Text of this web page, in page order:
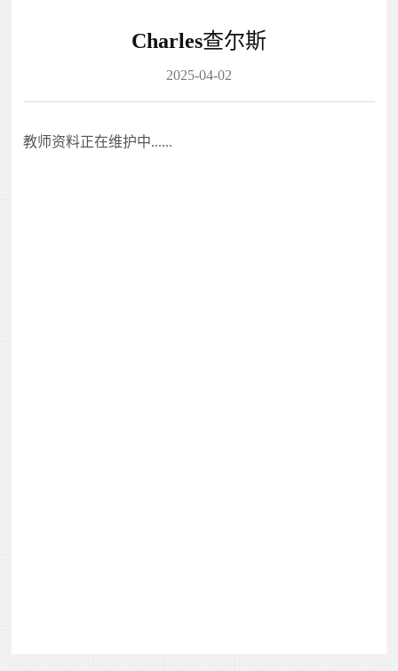
Charles查尔斯
2025-04-02
教师资料正在维护中......